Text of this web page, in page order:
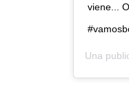
viene...
Una